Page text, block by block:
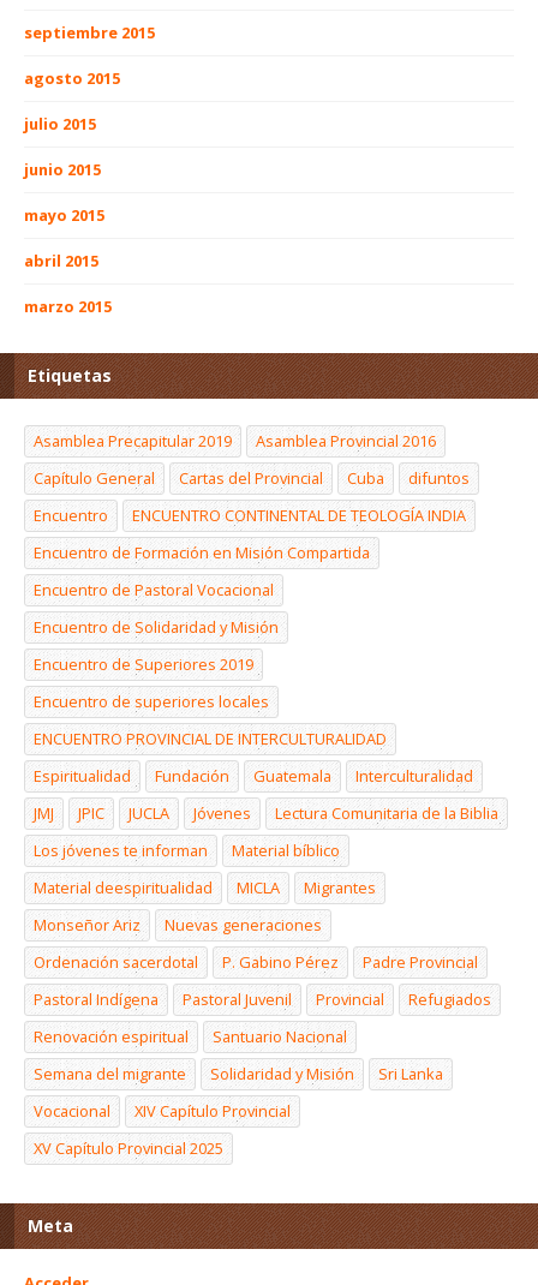
septiembre 2015
agosto 2015
julio 2015
junio 2015
mayo 2015
abril 2015
marzo 2015
Etiquetas
Asamblea Precapitular 2019
Asamblea Provincial 2016
Capítulo General
Cartas del Provincial Cuba
difuntos
Encuentro
ENCUENTRO CONTINENTAL DE TEOLOGÍA INDIA
Encuentro de Formación en Misión Compartida
Encuentro de Pastoral Vocacional
Encuentro de Solidaridad y Misión
Encuentro de Superiores 2019
Encuentro de superiores locales
ENCUENTRO PROVINCIAL DE INTERCULTURALIDAD
Espiritualidad
Fundación Guatemala
Interculturalidad
JMJ
JPIC JUCLA Jóvenes
Lectura Comunitaria de la Biblia
Los jóvenes te informan
Material bíblico
Material deespiritualidad
MICLA
Migrantes
Monseñor Ariz
Nuevas generaciones
Ordenación sacerdotal
P. Gabino Pérez
Padre Provincial
Pastoral Indígena
Pastoral Juvenil Provincial
Refugiados
Renovación espiritual
Santuario Nacional
Semana del migrante
Solidaridad y Misión
Sri Lanka
Vocacional
XIV Capítulo Provincial
XV Capítulo Provincial 2025
Meta